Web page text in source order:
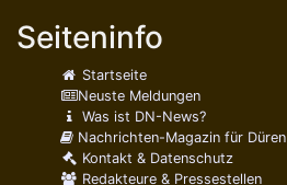
Seiteninfo
Startseite
Neuste Meldungen
Was ist DN-News?
Nachrichten-Magazin für Düren
Kontakt & Datenschutz
Redakteure & Pressestellen